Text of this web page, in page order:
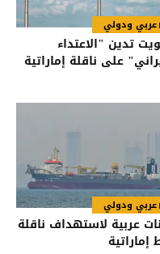
عربي ودولي
تدين "الاعتداء
على ناقلة إماراتية
عربي ودولي
عربية لاستهداف ناقلة
إماراتية